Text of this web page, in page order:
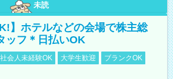
未読
】ホテルなどの会場で株主総
ッフ＊日払いOK
社会人未経験OK 大学生歓迎
ブランクOK